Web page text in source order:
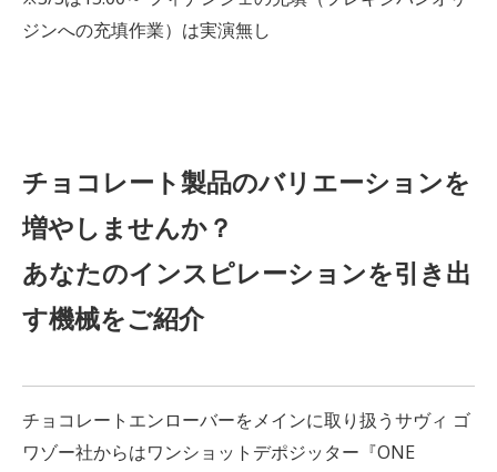
ジンへの充填作業）は実演無し
チョコレート製品のバリエーションを
増やしませんか？
あなたのインスピレーションを引き出
す機械をご紹介
チョコレートエンローバーをメインに取り扱うサヴィ ゴ
ワゾー社からはワンショットデポジッター『ONE